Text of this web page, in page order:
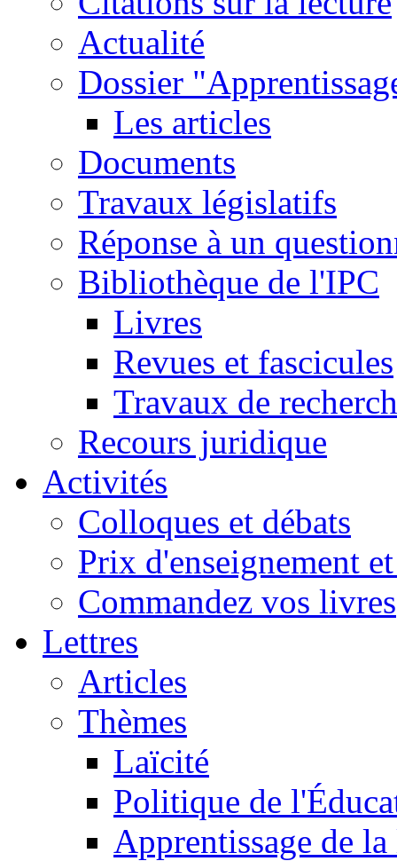
Actualité
Dossier
Les articles
Documents
Travaux législatifs
Réponse à un
Bibliothèque de l'IPC
Livres
Revues et fascicules
Travaux de
Recours juridique
Activités
Colloques et débats
Prix d'enseignement
Commandez vos livres
Lettres
Articles
Thèmes
Laïcité
Politique de
Apprentissage de